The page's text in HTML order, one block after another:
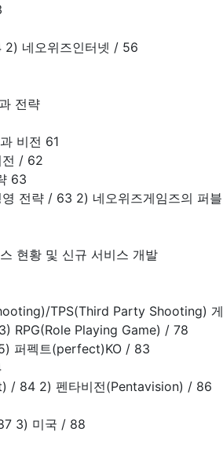
2) 네오위즈인터넷 / 56
전략
비전 61
전 / 62
63
영 전략 / 63 2) 네오위즈게임즈의 퍼
현황 및 신규 서비스 개발
TPS(Third Party Shooting)
RPG(Role Playing Game) / 78
퍼펙트(perfect)KO / 83
/ 84 2) 펜타비전(Pentavision) / 86
3) 미국 / 88